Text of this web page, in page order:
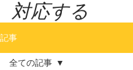
対応する
記事
全ての記事